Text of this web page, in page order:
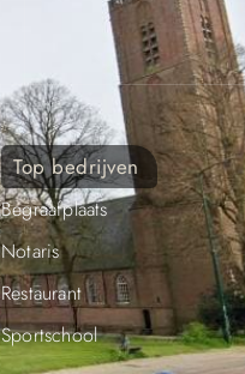
Top bedrijven
Begraafplaats
Notaris
Restaurant
Sportschool